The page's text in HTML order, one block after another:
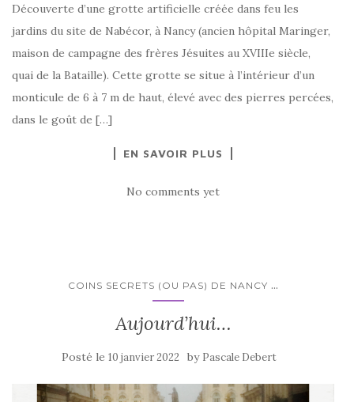
Découverte d’une grotte artificielle créée dans feu les
jardins du site de Nabécor, à Nancy (ancien hôpital Maringer,
maison de campagne des frères Jésuites au XVIIIe siècle,
quai de la Bataille). Cette grotte se situe à l’intérieur d’un
monticule de 6 à 7 m de haut, élevé avec des pierres percées,
dans le goût de […]
EN SAVOIR PLUS
No comments yet
COINS SECRETS (OU PAS) DE NANCY ...
Aujourd’hui…
Posté le 10 janvier 2022 by Pascale Debert